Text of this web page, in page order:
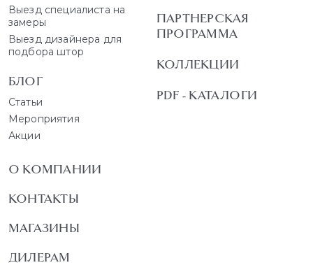
Выезд специалиста на
замеры
Выезд дизайнера для
подбора штор
БЛОГ
Статьи
Мероприятия
Акции
ПАРТНЕРСКАЯ
ПРОГРАММА
КОЛЛЕКЦИИ
PDF - КАТАЛОГИ
О КОМПАНИИ
КОНТАКТЫ
МАГАЗИНЫ
ДИЛЕРАМ